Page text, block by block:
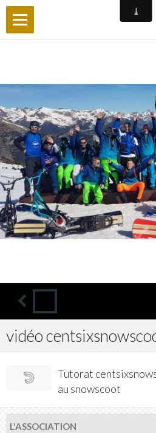
Vidéos
Forum
Facebook
Liens
Contact
vidéo
Tutorat
au snowscoot
L'ASSOCIATION